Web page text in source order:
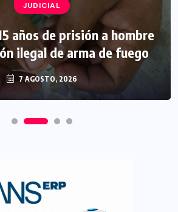
JUDICIAL
años de prisión a hombre
ilegal de arma de fuego
7 AGOSTO, 2026